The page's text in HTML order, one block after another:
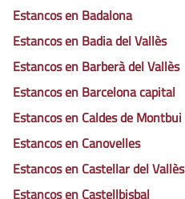
Estancos en Badalona
Estancos en Badia del Vallès
Estancos en Barberà del Vallès
Estancos en Barcelona capital
Estancos en Caldes de Montbui
Estancos en Canovelles
Estancos en Castellar del Vallès
Estancos en Castellbisbal